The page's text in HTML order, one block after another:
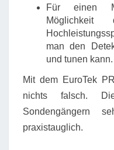
Für einen
Möglichkeit
man den
und tunen kann.
Mit dem EuroTek
nichts falsch.
Sondengängern
praxistauglich.